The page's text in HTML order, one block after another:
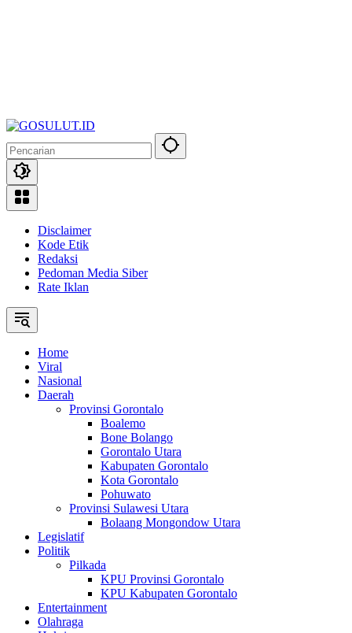
Disclaimer
Kode Etik
Redaksi
Pedoman Media Siber
Rate Iklan
Home
Viral
Nasional
Daerah
Provinsi Gorontalo
Boalemo
Bone Bolango
Gorontalo Utara
Kabupaten Gorontalo
Kota Gorontalo
Pohuwato
Provinsi Sulawesi Utara
Bolaang Mongondow Utara
Legislatif
Politik
Pilkada
KPU Provinsi Gorontalo
KPU Kabupaten Gorontalo
Entertainment
Olahraga